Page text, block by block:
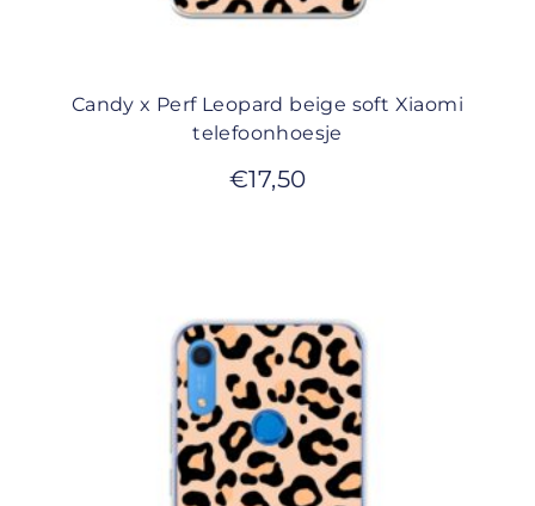
Candy x Perf Leopard beige soft Xiaomi
telefoonhoesje
€17,50